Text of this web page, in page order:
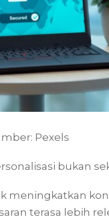
Pexels
bukan
meningkatkan
terasa lebih